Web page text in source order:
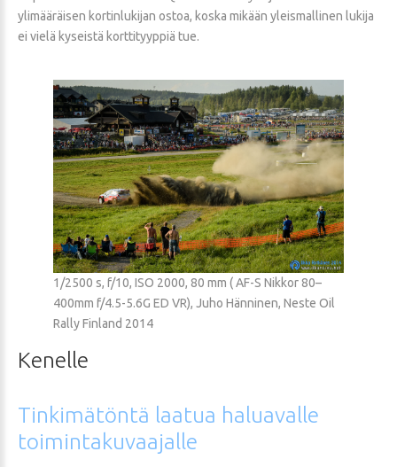
ylimääräisen kortinlukijan ostoa, koska mikään yleismallinen lukija
ei vielä kyseistä korttityyppiä tue.
1/2500 s, f/10, ISO 2000, 80 mm ( AF-S Nikkor 80–
400mm f/4.5-5.6G ED VR), Juho Hänninen, Neste Oil
Rally Finland 2014
Kenelle
Tinkimätöntä laatua haluavalle
toimintakuvaajalle